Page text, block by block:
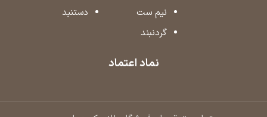
نیم ست
گردنبند
دستنبد
نماد اعتماد